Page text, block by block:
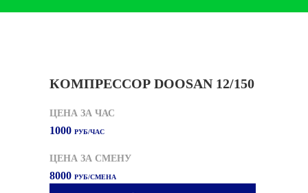
КОМПРЕССОР DOOSAN 12/150
ЦЕНА ЗА ЧАС
1000 РУБ/ЧАС
ЦЕНА ЗА СМЕНУ
8000 РУБ/СМЕНА